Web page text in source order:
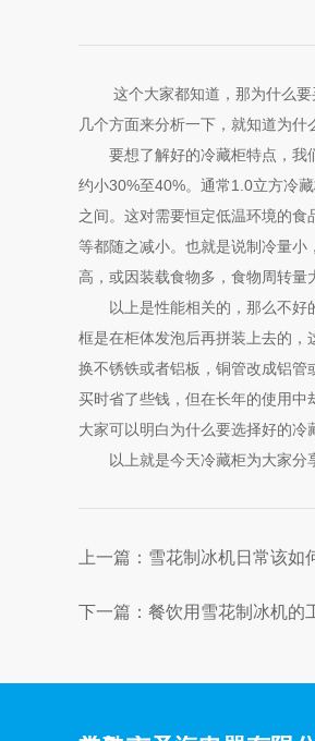
这个大家都知道，那为什么要买
几个方面来分析一下，就知道为什
要想了解好的冷藏柜特点，我们
约小30%至40%。通常1.0立方冷
之间。这对需要恒定低温环境的
等都随之减小。也就是说制冷量
高，或因装载食物多，食物周转量
以上是性能相关的，那么不好的
框是在柜体发泡后再拼装上去的
换不锈铁或者铝板，铜管改成铝
买时省了些钱，但在长年的使用中
大家可以明白为什么要选择好的冷
以上就是今天冷藏柜为大家分享
上一篇： 雪花制冰机日常该如
下一篇： 餐饮用雪花制冰机的